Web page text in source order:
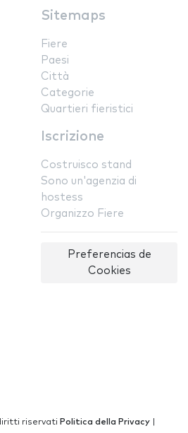
Sitemaps
Fiere
Paesi
Città
Categorie
Quartieri fieristici
Iscrizione
Costruisco stand
Sono un'agenzia di
hostess
Organizzo Fiere
Preferencias de
Cookies
riservati Politica della Privacy